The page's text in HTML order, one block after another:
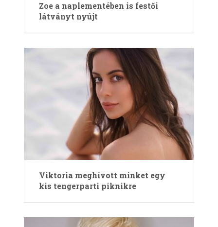
Zoe a naplementében is festői
látványt nyújt
Viktoria meghívott minket egy
kis tengerparti piknikre